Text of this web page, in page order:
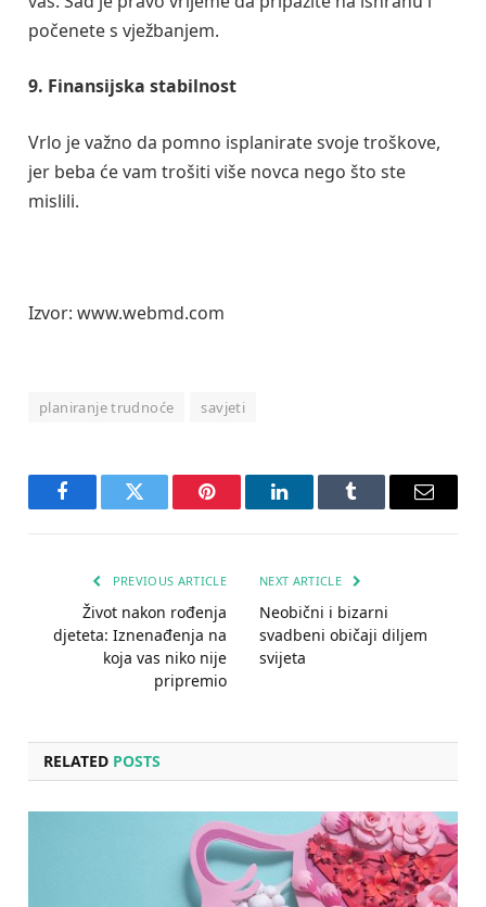
počenete s vježbanjem.
9. Finansijska stabilnost
Vrlo je važno da pomno isplanirate svoje troškove,
jer beba će vam trošiti više novca nego što ste
mislili.
Izvor: www.webmd.com
planiranje trudnoće savjeti
FacebookTwitter Pinterest LinkedInTumblr Email
PREVIOUS ARTICLE
Život nakon rođenja
djeteta: Iznenađenja na
koja vas niko nije
pripremio
NEXT ARTICLE
Neobični i bizarni
svadbeni običaji diljem
svijeta
RELATED POSTS